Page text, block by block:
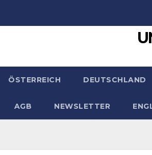
ÖSTERREICH DEUTSCHLAND
AGB NEWSLETTER